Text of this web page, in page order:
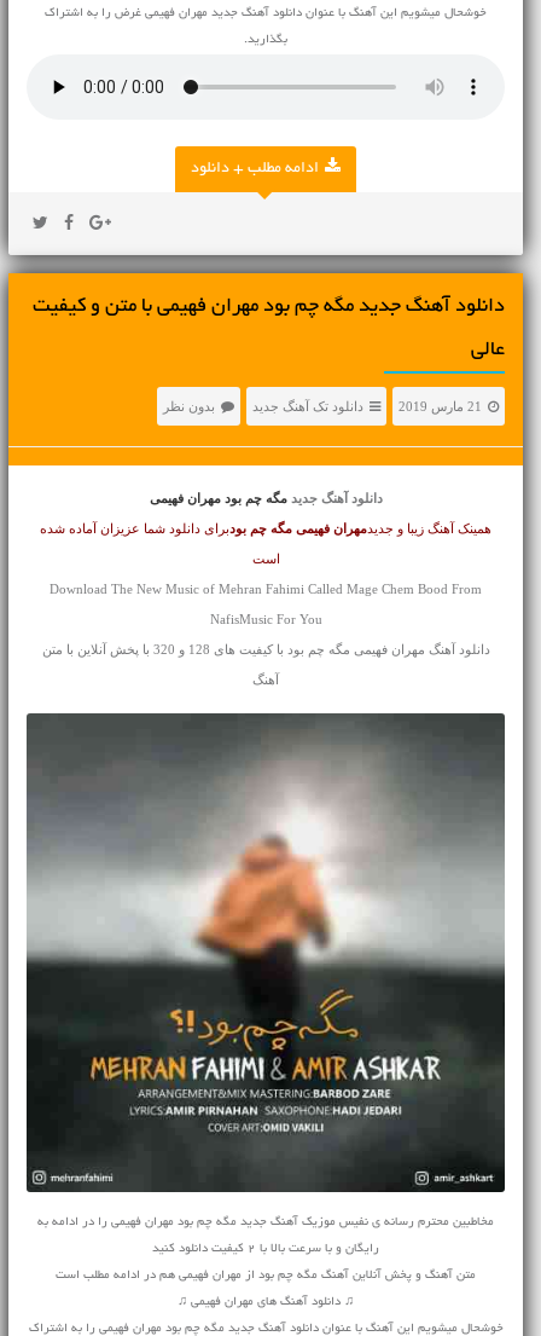
خوشحال میشویم این آهنگ با عنوان دانلود آهنگ جدید مهران فهیمی غرض را به اشتراک
بگذارید.
ادامه مطلب + دانلود
دانلود آهنگ جديد مگه چم بود مهران فهیمی با متن و کیفیت
عالی
21 مارس 2019 دانلود تک آهنگ جدید بدون نظر
دانلود آهنگ جدید مگه چم بود مهران فهیمی
همینک آهنگ زیبا و جدیدمهران فهیمی مگه چم بودبرای دانلود شما عزیزان آماده شده
است
Download The New Music of Mehran Fahimi Called Mage Chem Bood From
NafisMusic For You
دانلود آهنگ مهران فهیمی مگه چم بود با کیفیت های 128 و 320 با پخش آنلاین با متن
آهنگ
مخاطبین محترم رسانه ی نفیس موزیک آهنگ جدید مگه چم بود مهران فهیمی را در ادامه به
رایگان و با سرعت بالا با 2 کیفیت دانلود کنید
متن آهنگ و پخش آنلاین آهنگ مگه چم بود از مهران فهیمی هم در ادامه مطلب است
♫ دانلود آهنگ های مهران فهیمی ♫
خوشحال میشویم این آهنگ با عنوان دانلود آهنگ جدید مگه چم بود مهران فهیمی را به اشتراک